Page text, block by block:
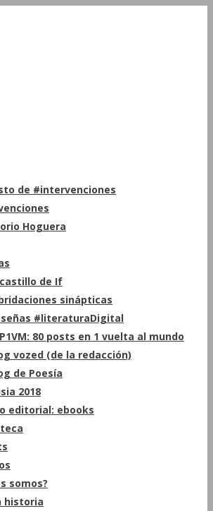
de #intervenciones
Hoguera
de If
sinápticas
#literaturaDigital
80 posts en 1 vuelta al mundo
vozed (de la redacción)
de Poesía
2018
editorial: ebooks
somos?
historia